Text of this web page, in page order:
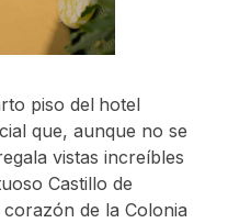
piso del hotel
que, aunque no se
vistas increíbles
Castillo de
de la Colonia